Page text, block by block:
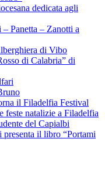
dedicata agli
Panetta – Zanotti a
di Vibo
di Calabria” di
il Filadelfia Festival
feste natalizie a Filadelfia
del Capialbi
il libro “Portami